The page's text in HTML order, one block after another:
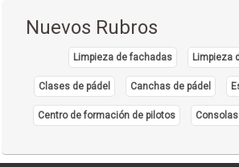
Nuevos Rubros
Limpieza de fachadas Limpieza
Clases de pádel Canchas de pádel
Centro de formación de pilotos Consolas